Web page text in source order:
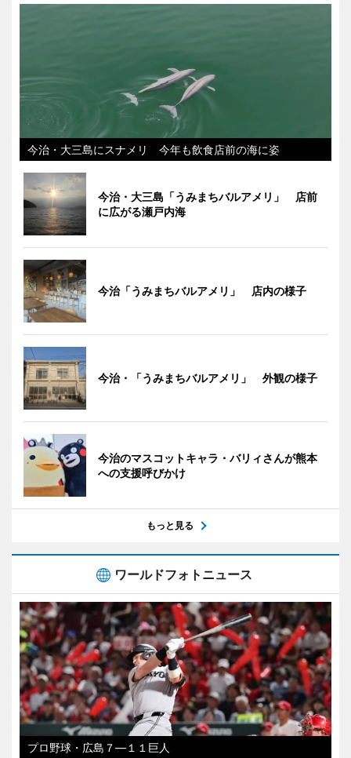
今治・大三島にスナメリ 今年も飲食店前の海に姿
今治・大三島「うみまちバルアメリ」 店前
に広がる瀬戸内海
今治「うみまちバルアメリ」 店内の様子
今治・「うみまちバルアメリ」 外観の様子
今治のマスコットキャラ・バリィさんが熊本
への支援呼びかけ
もっと見る
ワールドフォトニュース
プロ野球・広島７―１１巨人